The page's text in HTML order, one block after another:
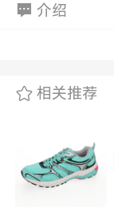
介绍
相关推荐